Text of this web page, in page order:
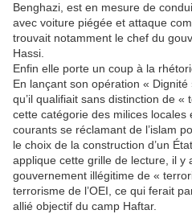
Benghazi, est en mesure de
avec voiture piégée et attaque
trouvait notamment le chef du
Hassi.
Enfin elle porte un coup à la
En lançant son opération «
qu’il qualifiait sans distinction de
cette catégorie des milices
courants se réclamant de l’islam
le choix de la construction d’un
applique cette grille de lecture, il y
gouvernement illégitime de «
terrorisme de l’OEI, ce qui ferait
allié objectif du camp Haftar.